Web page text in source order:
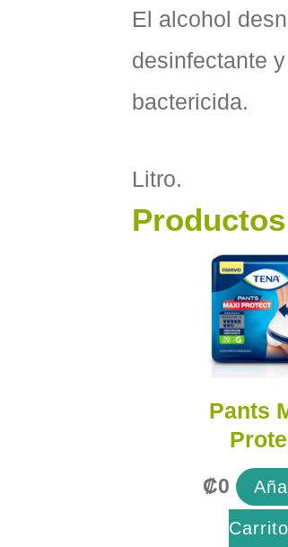
El alcohol
desinfectante
bactericida.
Litro.
Pants
₡0
Carrito